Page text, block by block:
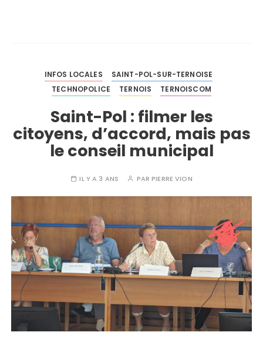
INFOS LOCALES
SAINT-POL-SUR-TERNOISE
TECHNOPOLICE
TERNOIS TERNOISCOM
Saint-Pol : filmer les
citoyens, d’accord, mais pas
le conseil municipal
IL Y A 3 ANS PARPIERRE VION